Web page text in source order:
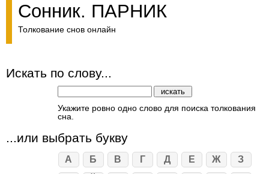
Сонник. ПАРНИК
Толкование снов онлайн
Искать по слову...
Укажите ровно одно слово для поиска толкования
сна.
...или выбрать букву
А Б В Г Д Е Ж
З